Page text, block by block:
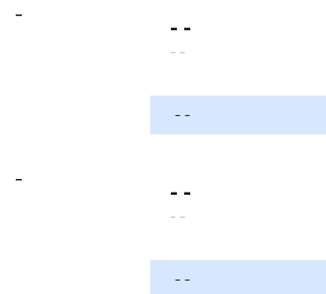
-
- -
- -
- -
-
- -
- -
- -